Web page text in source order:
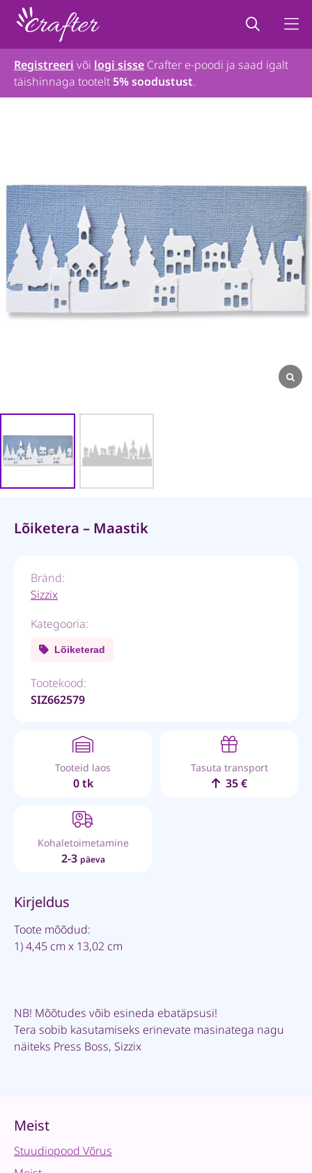
Registreeri või logi sisse Crafter e-poodi ja saad igalt
täishinnaga tootelt5% soodustust.
Lõiketera – Maastik
Bränd:
Sizzix
Kategooria:
Lõiketerad
Tootekood:
SIZ662579
Tooteid laos
0 tk
Tasuta transport
35 €
Kohaletoimetamine
2-3 päeva
Kirjeldus
Toote mõõdud:
1) 4,45 cm x 13,02 cm
NB! Mõõtudes võib esineda ebatäpsusi!
Tera sobib kasutamiseks erinevate masinatega nagu
näiteks Press Boss, Sizzix
Meist
Stuudiopood Võrus